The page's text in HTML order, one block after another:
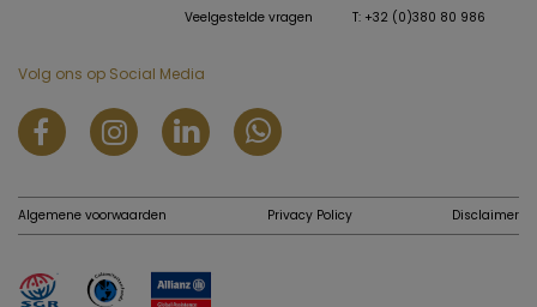
Veelgestelde vragen
T: +32 (0)380 80 986
Volg ons op Social Media
Algemene voorwaarden Privacy Policy Disclaimer